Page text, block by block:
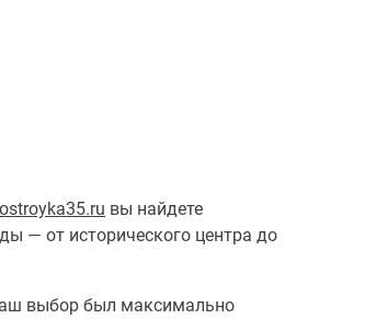
вы найдете
— от исторического центра до
выбор был максимально